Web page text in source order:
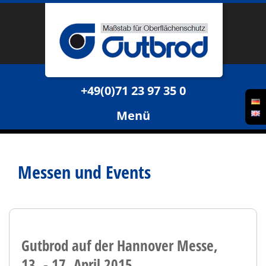
+49(0)71 23 97 35 0
Menü
Messen und Events
Gutbrod auf der Hannover Messe,